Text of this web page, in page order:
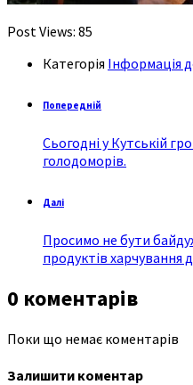
Post Views: 85
Категорія Інформація
Попередній
Сьогодні у Кутській
голодоморів.
Далі
Просимо не бути
продуктів харчування
0 коментарів
Поки що немає коментарів
Залишити коментар